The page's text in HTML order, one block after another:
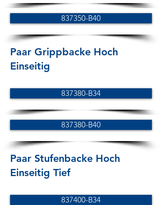
837350-B40
Paar Grippbacke Hoch
Einseitig
837380-B34
837380-B40
Paar Stufenbacke Hoch
Einseitig Tief
837400-B34